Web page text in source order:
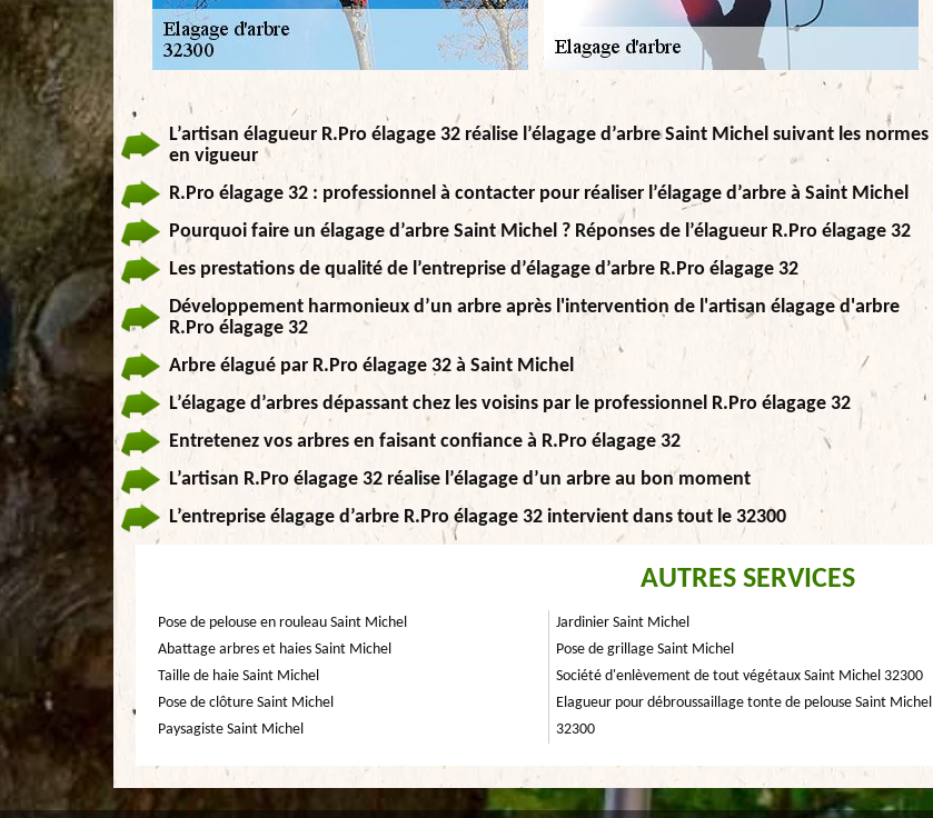
L’artisan élagueur R.Pro élagage 32 réalise l’élagage d’arbre Saint Michel suivant les normes
en vigueur
R.Pro élagage 32 : professionnel à contacter pour réaliser l’élagage d’arbre à Saint Michel
Pourquoi faire un élagage d’arbre Saint Michel ? Réponses de l’élagueur R.Pro élagage 32
Les prestations de qualité de l’entreprise d’élagage d’arbre R.Pro élagage 32
Développement harmonieux d’un arbre après l'intervention de l'artisan élagage d'arbre
R.Pro élagage 32
Arbre élagué par R.Pro élagage 32 à Saint Michel
L’élagage d’arbres dépassant chez les voisins par le professionnel R.Pro élagage 32
Entretenez vos arbres en faisant confiance à R.Pro élagage 32
L’artisan R.Pro élagage 32 réalise l’élagage d’un arbre au bon moment
L’entreprise élagage d’arbre R.Pro élagage 32 intervient dans tout le 32300
AUTRES SERVICES
Pose de pelouse en rouleau Saint Michel
Abattage arbres et haies Saint Michel
Taille de haie Saint Michel
Pose de clôture Saint Michel
Paysagiste Saint Michel
Jardinier Saint Michel
Pose de grillage Saint Michel
Société d'enlèvement de tout végétaux Saint Michel 32300
Elagueur pour débroussaillage tonte de pelouse Saint Michel
32300